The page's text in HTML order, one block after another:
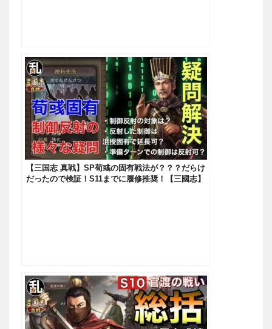
【三国志 真戦】SP荀彧の固有戦法が？？？だらけ
だったので検証！S11までに履修推奨！【三國志】